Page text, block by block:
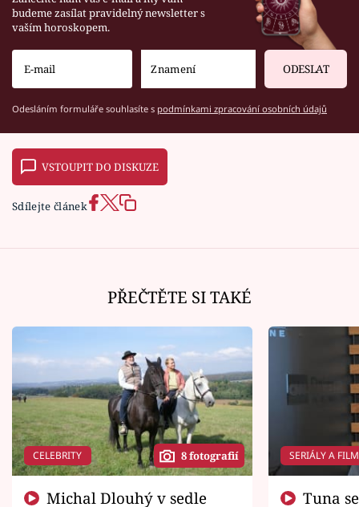
budeme zasílat pravidelný newsletter s
vaším horoskopem.
ODESLAT
Odesláním formuláře souhlasíte s podmínkami zpracování osobních údajů
VSTOUPIT DO DISKUZE
Sdílejte článek
PŘEČTĚTE SI TAKÉ
CELEBRITY 8 fotografií SERIÁLY A